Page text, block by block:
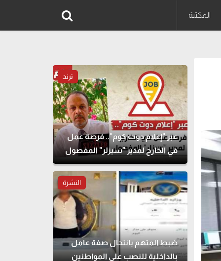
المكتبة
ترند
عبر "إعلام دوت كوم".. فرصة عمل
في الخارج لمدير "سيزلر" المفصول
النشرة
ضبط المتهم بانتحال صفة عامل
بالداخلية للنصب على المواطنين